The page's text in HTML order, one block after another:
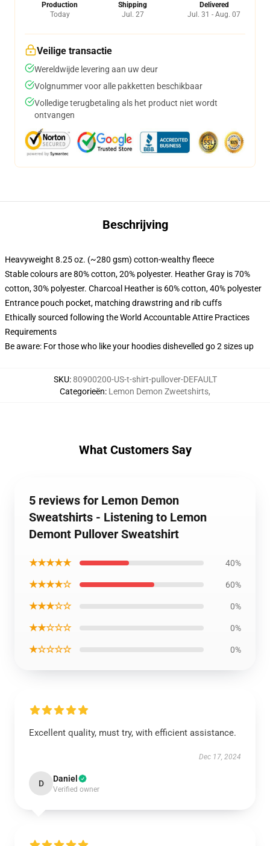
Production
Today
Shipping
Jul. 27
Delivered
Jul. 31 - Aug. 07
Veilige transactie
Wereldwijde levering aan uw deur
Volgnummer voor alle pakketten beschikbaar
Volledige terugbetaling als het product niet wordt
ontvangen
Beschrijving
Heavyweight 8.25 oz. (~280 gsm) cotton-wealthy fleece
Stable colours are 80% cotton, 20% polyester. Heather Gray is 70%
cotton, 30% polyester. Charcoal Heather is 60% cotton, 40% polyester
Entrance pouch pocket, matching drawstring and rib cuffs
Ethically sourced following the World Accountable Attire Practices
Requirements
Be aware: For those who like your hoodies dishevelled go 2 sizes up
SKU:80900200-US-t-shirt-pullover-DEFAULT
Categorieën: Lemon Demon Zweetshirts,
What Customers Say
5 reviews for Lemon Demon
Sweatshirts - Listening to Lemon
Demont Pullover Sweatshirt
★★★★★ 40%
★★★★☆ 60%
★★★☆☆ 0%
★★☆☆☆ 0%
★☆☆☆☆ 0%
Excellent quality, must try, with efficient assistance.
Dec 17, 2024
D Daniel
Verified owner